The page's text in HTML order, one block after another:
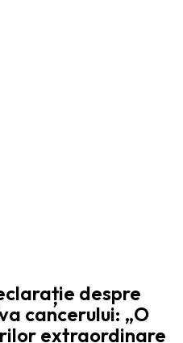
despre
cancerului: „O
extraordinare